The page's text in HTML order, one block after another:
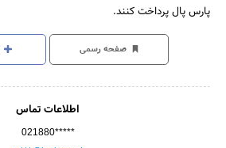
پارس پال پرداخت کنند.
صفحه رسمی
اطلاعات تماس
021880*****